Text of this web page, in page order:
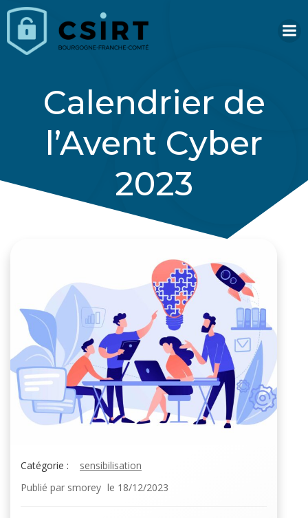
Calendrier de
l’Avent Cyber
2023
Catégorie :
sensibilisation
Publié par smorey le 18/12/2023